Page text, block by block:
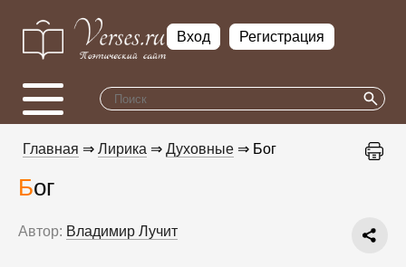
Вход Регистрация
Главная ⇒ Лирика ⇒ Духовные ⇒ Бог
Бог
Автор: Владимир Лучит